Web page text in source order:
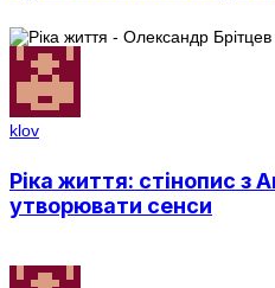
klov
Ріка життя: стінопис з
утворювати сенси